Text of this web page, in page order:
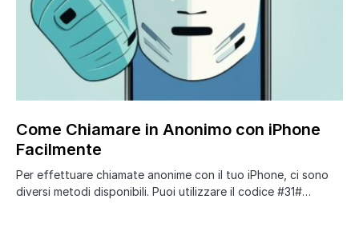
Come Chiamare in Anonimo con iPhone
Facilmente
Per effettuare chiamate anonime con il tuo iPhone, ci sono
diversi metodi disponibili. Puoi utilizzare il codice #31#…